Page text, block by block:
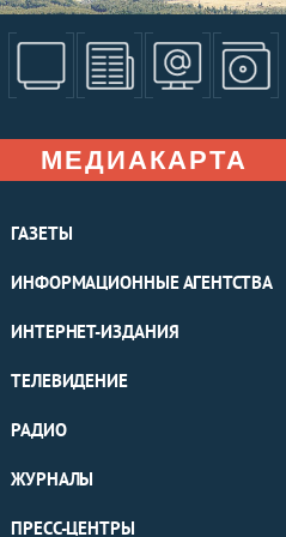
МЕДИАКАРТА
ГАЗЕТЫ
ИНФОРМАЦИОННЫЕ АГЕНТСТВА
ИНТЕРНЕТ-ИЗДАНИЯ
ТЕЛЕВИДЕНИЕ
РАДИО
ЖУРНАЛЫ
ПРЕСС-ЦЕНТРЫ